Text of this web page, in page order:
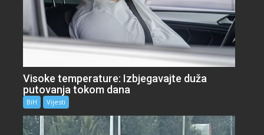
Visoke temperature: Izbjegavajte duža
putovanja tokom dana
BiH Vijesti